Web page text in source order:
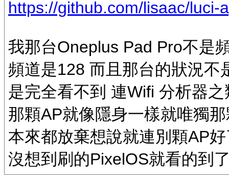
https://github.com/lisaac/luci-
我那台Oneplus Pad Pro不是
頻道是128 而且那台的狀況不
是完全看不到 連Wifi 分析器
那顆AP就像隱身一樣就唯獨
本來都放棄想說就連別顆AP
沒想到刷的PixelOS就看的到